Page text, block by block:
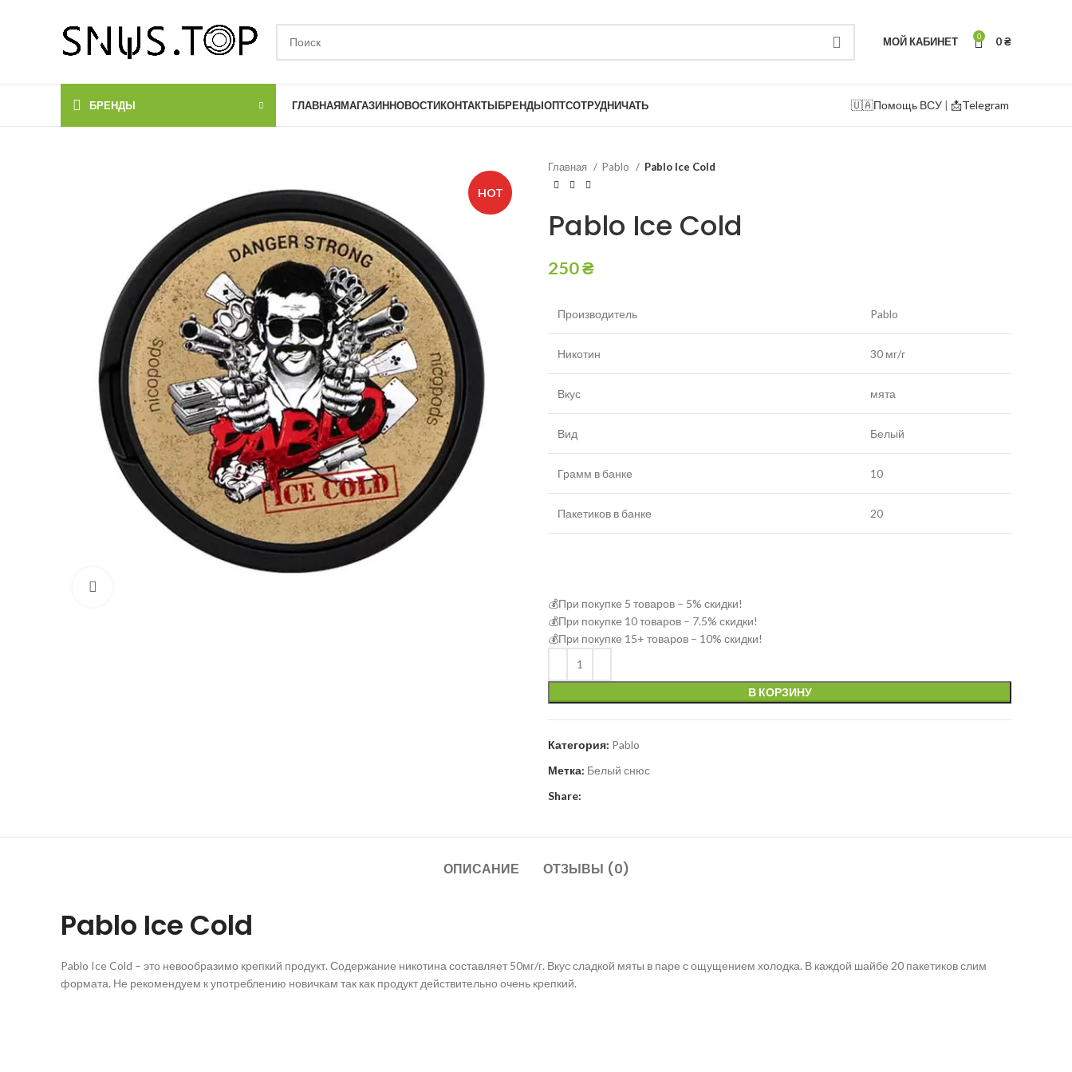
МОЙ КАБИНЕТ 0 0₴
БРЕНДЫ ГЛАВНАЯМАГАЗИННОВОСТИКОНТАКТЫБРЕНДЫОПТСОТРУДНИЧАТЬ 🇺🇦Помощь ВСУ | 📩Telegram
HOT
Главная Pablo Pablo Ice Cold
Pablo Ice Cold
250₴
Производитель Pablo
Никотин 30 мг/г
Вкус мята
Вид Белый
Грамм в банке 10
Пакетиков в банке 20
💰При покупке 5 товаров – 5% скидки!
💰При покупке 10 товаров – 7.5% скидки!
💰При покупке 15+ товаров – 10% скидки!
В КОРЗИНУ
Категория: Pablo
Метка: Белый снюс
Share:
ОПИСАНИЕ ОТЗЫВЫ (0)
Pablo Ice Cold
Pablo Ice Cold – это невообразимо крепкий продукт. Содержание никотина составляет 50мг/г. Вкус сладкой мяты в паре с ощущением холодка. В каждой шайбе 20 пакетиков слим
формата. Не рекомендуем к употреблению новичкам так как продукт действительно очень крепкий.